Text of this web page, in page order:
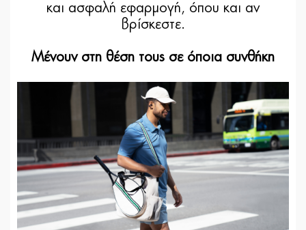
και ασφαλή εφαρμογή, όπου και αν
βρίσκεστε.
Μένουν στη θέση τους σε όποια συνθήκη